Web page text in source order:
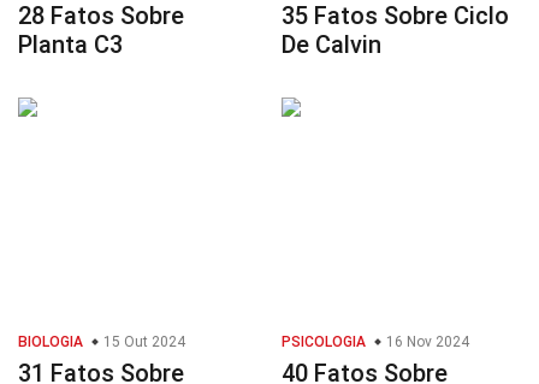
28 Fatos Sobre
Planta C3
35 Fatos Sobre Ciclo
De Calvin
BIOLOGIA 15 Out 2024
31 Fatos Sobre
PSICOLOGIA 16 Nov 2024
40 Fatos Sobre